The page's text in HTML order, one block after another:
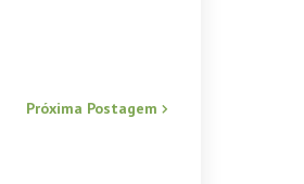
Próxima Postagem